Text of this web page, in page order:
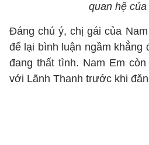
quan hệ
Đáng chú ý, chị gái của
để lại bình luận ngầm khẳng
đang thất tình. Nam Em
với Lãnh Thanh trước khi